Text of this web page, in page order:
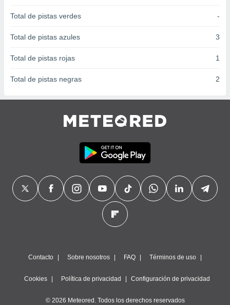
Total de pistas verdes -
Total de pistas azules 3
Total de pistas rojas 1
Total de pistas negras 2
Contacto Sobre nosotros FAQ Términos de uso
Cookies Política de privacidad Configuración de privacidad
© 2026 Meteored. Todos los derechos reservados